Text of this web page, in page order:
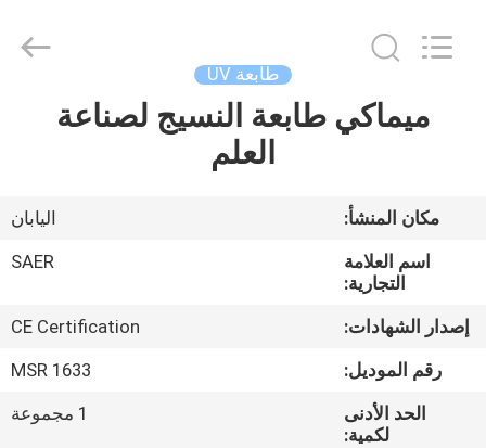
منزل
أشرطة
حول
Supplier
طابعة UV
ميماكي طابعة النسيج لصناعة
العلم
مكان المنشأ:
اليابان
اسم العلامة
التجارية:
SAER
إصدار الشهادات:
CE Certification
رقم الموديل:
MSR 1633
الحد الأدنى
لكمية:
1 مجموعة